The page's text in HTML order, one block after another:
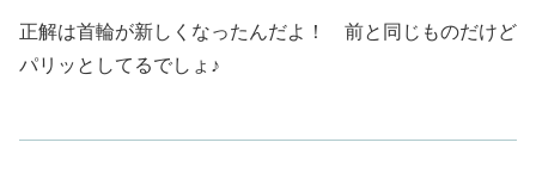
正解は首輪が新しくなったんだよ！ 前と同じものだけど
パリッとしてるでしょ♪